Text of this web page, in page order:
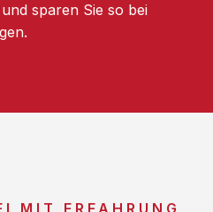
sparen Sie so bei
MIT ERFAHRUNG